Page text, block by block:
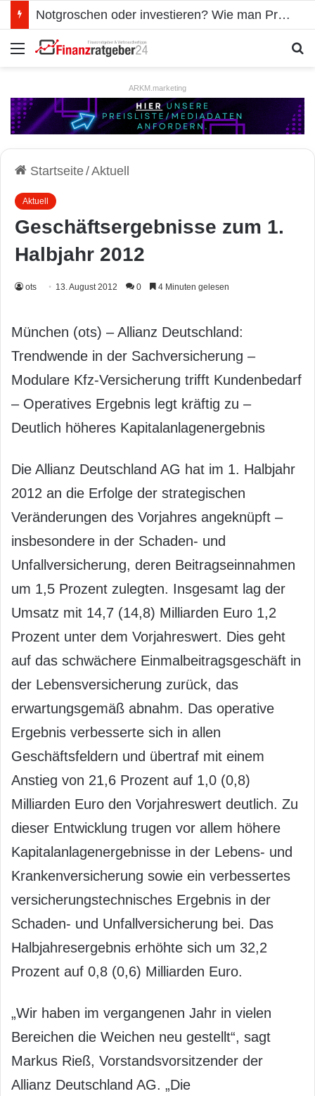
Notgroschen oder investieren? Wie man Prioritäten im eigenen Finanzplan setzt
Menü
ARKM.marketing
Startseite/Aktuell
Aktuell
Geschäftsergebnisse zum 1.
Halbjahr 2012
ots 13. August 2012 0 4 Minuten gelesen
München (ots) – Allianz Deutschland:
Trendwende in der Sachversicherung –
Modulare Kfz-Versicherung trifft Kundenbedarf
– Operatives Ergebnis legt kräftig zu –
Deutlich höheres Kapitalanlagenergebnis
Die Allianz Deutschland AG hat im 1. Halbjahr
2012 an die Erfolge der strategischen
Veränderungen des Vorjahres angeknüpft –
insbesondere in der Schaden- und
Unfallversicherung, deren Beitragseinnahmen
um 1,5 Prozent zulegten. Insgesamt lag der
Umsatz mit 14,7 (14,8) Milliarden Euro 1,2
Prozent unter dem Vorjahreswert. Dies geht
auf das schwächere Einmalbeitragsgeschäft in
der Lebensversicherung zurück, das
erwartungsgemäß abnahm. Das operative
Ergebnis verbesserte sich in allen
Geschäftsfeldern und übertraf mit einem
Anstieg von 21,6 Prozent auf 1,0 (0,8)
Milliarden Euro den Vorjahreswert deutlich. Zu
dieser Entwicklung trugen vor allem höhere
Kapitalanlagenergebnisse in der Lebens- und
Krankenversicherung sowie ein verbessertes
versicherungstechnisches Ergebnis in der
Schaden- und Unfallversicherung bei. Das
Halbjahresergebnis erhöhte sich um 32,2
Prozent auf 0,8 (0,6) Milliarden Euro.
„Wir haben im vergangenen Jahr in vielen
Bereichen die Weichen neu gestellt“, sagt
Markus Rieß, Vorstandsvorsitzender der
Allianz Deutschland AG. „Die